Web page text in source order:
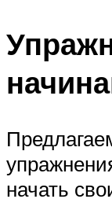
начать